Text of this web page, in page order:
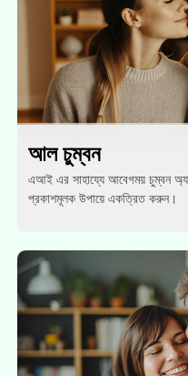
আল চুম্বন
এআই এর সাহায্যে আবেগময় চুম্বন
প্রকাশমূলক উপায়ে একত্রিত করুন।